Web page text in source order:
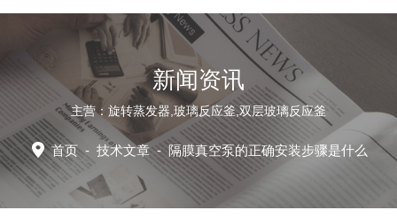
新闻资讯
主营：旋转蒸发器,玻璃反应釜,双层玻璃反应釜
首页- 技术文章-隔膜真空泵的正确安装步骤是什么